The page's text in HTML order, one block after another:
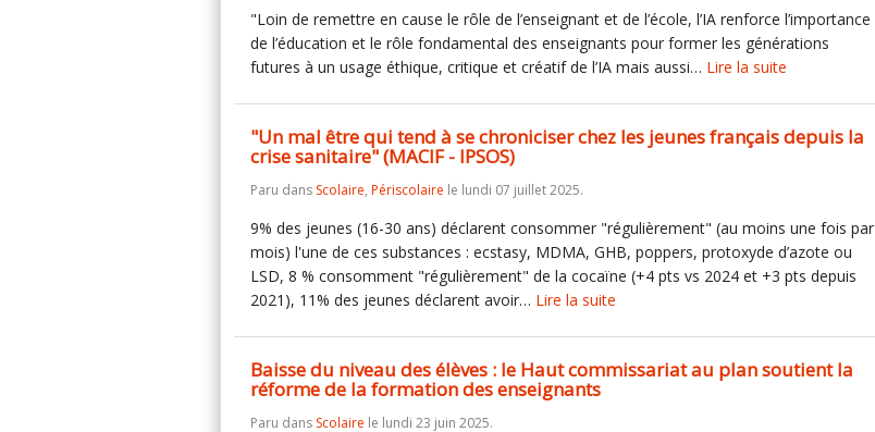
"Loin de remettre en cause le rôle de l’enseignant et de l’école, l’IA renforce l’importance
de l’éducation et le rôle fondamental des enseignants pour former les générations
futures à un usage éthique, critique et créatif de l’IA mais aussi… Lire la suite
"Un mal être qui tend à se chroniciser chez les jeunes français depuis la
crise sanitaire" (MACIF - IPSOS)
Paru dans Scolaire, Périscolaire le lundi 07 juillet 2025.
9% des jeunes (16-30 ans) déclarent consommer "régulièrement" (au moins une fois par
mois) l'une de ces substances : ecstasy, MDMA, GHB, poppers, protoxyde d’azote ou
LSD, 8 % consomment "régulièrement" de la cocaïne (+4 pts vs 2024 et +3 pts depuis
2021), 11% des jeunes déclarent avoir… Lire la suite
Baisse du niveau des élèves : le Haut commissariat au plan soutient la
réforme de la formation des enseignants
Paru dans Scolaire le lundi 23 juin 2025.